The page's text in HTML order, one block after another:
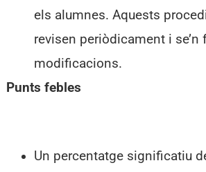
els alumnes. Aquests
revisen periòdicament i se’n
modificacions.
Punts febles
Un percentatge significatiu